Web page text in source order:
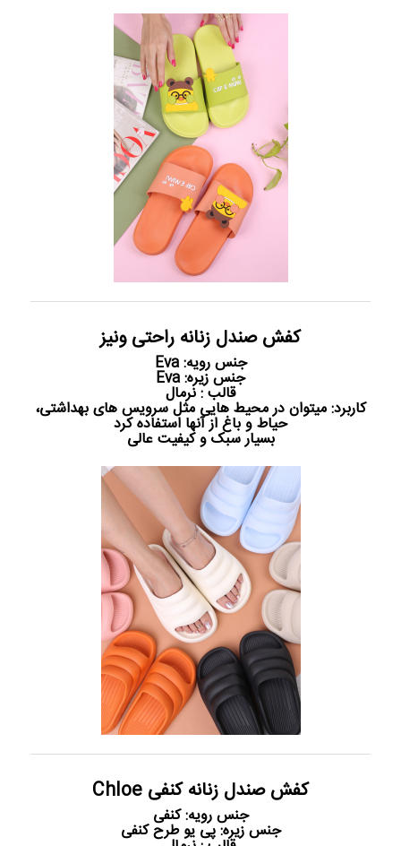
کفش صندل زنانه راحتی ونیز
جنس رویه: Eva
جنس زیره: Eva
قالب : نرمال
کاربرد: میتوان در محیط هایی مثل سرویس های بهداشتی،
حیاط و باغ از آنها استفاده کرد
بسیار سبک و کیفیت عالی
کفش صندل زنانه کنفی Chloe
جنس رویه: کنفی
جنس زیره: پی یو طرح کنفی